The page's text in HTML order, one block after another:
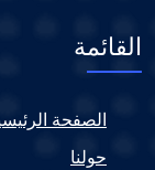
القائمة
الصفحة
حولنا